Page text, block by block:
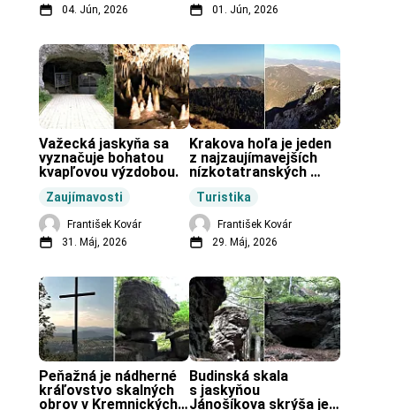
04. Jún, 2026
01. Jún, 2026
Zaujímavosti
Važecká jaskyňa sa
vyznačuje bohatou
kvapľovou výzdobou.
František Kovár
31. Máj, 2026
Turistika
Krakova hoľa je jeden
z najzaujímavejších
nízkotatranských
František Kovár
29. Máj, 2026
Peňažná je nádherné
kráľovstvo skalných
obrov v Kremnických
Budinská skala
s jaskyňou
Jánošíkova skrýša je